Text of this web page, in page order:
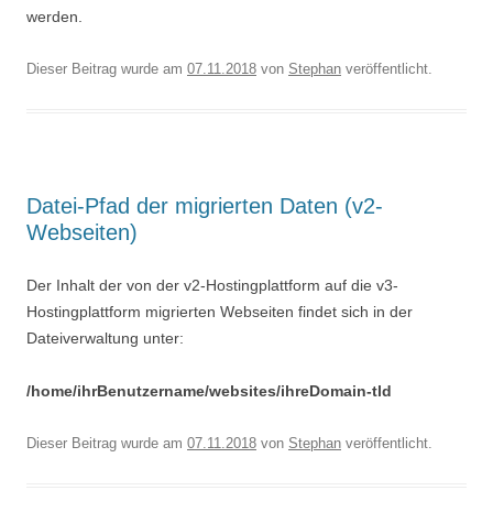
werden.
Dieser Beitrag wurde am 07.11.2018 von Stephan veröffentlicht.
Datei-Pfad der migrierten Daten (v2-
Webseiten)
Der Inhalt der von der v2-Hostingplattform auf die v3-
Hostingplattform migrierten Webseiten findet sich in der
Dateiverwaltung unter:
/home/ihrBenutzername/websites/ihreDomain-tld
Dieser Beitrag wurde am 07.11.2018 von Stephan veröffentlicht.